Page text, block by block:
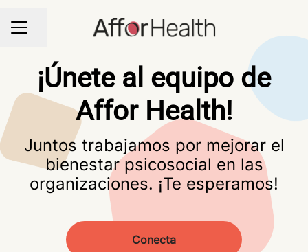
MENÚ DE EMPLEO
Compartir página
¡Únete al equipo de
Affor Health!
Juntos trabajamos por mejorar el
bienestar psicosocial en las
organizaciones. ¡Te esperamos!